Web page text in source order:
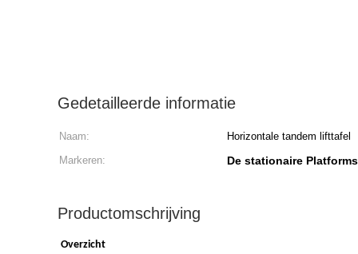
Gedetailleerde informatie
Naam: Horizontale tandem lifttafel
Markeren:
De stationaire
Productomschrijving
Overzicht